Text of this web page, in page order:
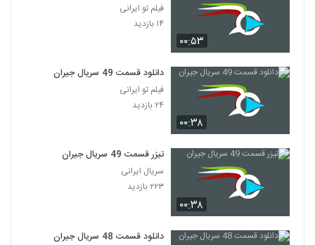
۰۰:۵۳
فیلم تو ایرانی
۱۴ بازدید
۰۰:۳۸
دانلود قسمت 49 سریال جیران
فیلم تو ایرانی
۲۴ بازدید
۰۰:۳۸
تیزر قسمت 49 سریال جیران
سریال ایرانی
۲۲۳ بازدید
دانلود قسمت 48 سریال جیران